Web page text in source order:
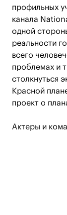
профильных
канала
одной
реальности
всего
проблемах и
столкнуться
Красной
проект о
Актеры и